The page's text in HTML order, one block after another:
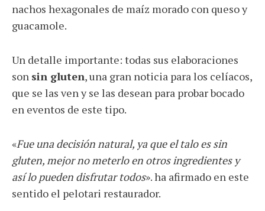
nachos hexagonales de maíz morado con queso y
guacamole.
Un detalle importante: todas sus elaboraciones
son sin gluten, una gran noticia para los celíacos,
que se las ven y se las desean para probar bocado
en eventos de este tipo.
«Fue una decisión natural, ya que el talo es sin
gluten, mejor no meterlo en otros ingredientes y
así lo pueden disfrutar todos». ha afirmado en este
sentido el pelotari restaurador.